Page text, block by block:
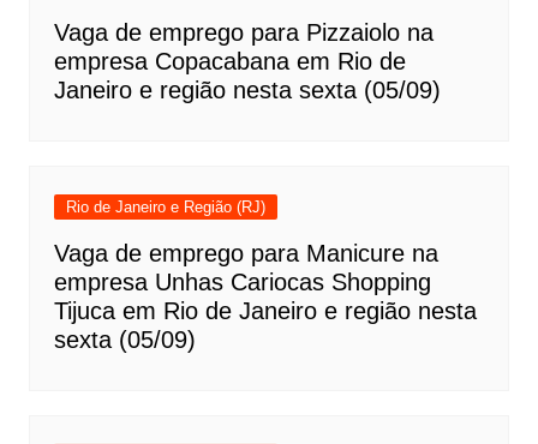
Vaga de emprego para Pizzaiolo na
empresa Copacabana em Rio de
Janeiro e região nesta sexta (05/09)
Rio de Janeiro e Região (RJ)
Vaga de emprego para Manicure na
empresa Unhas Cariocas Shopping
Tijuca em Rio de Janeiro e região nesta
sexta (05/09)